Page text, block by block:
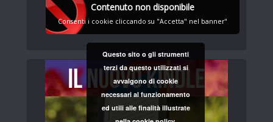
Contenuto non disponibile
Consenti i cookie cliccando su "Accetta" nel banner"
Questo sito o gli strumenti
terzi da questo utilizzati si
avvalgono di cookie
necessari al funzionamento
ed utili alle finalità illustrate